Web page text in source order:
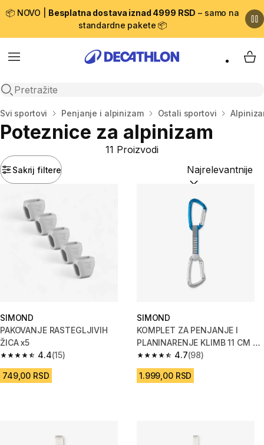
📦 NOVO | Besplatna dostava iznad 4999 RSD – samo na
standardne pakete 📦
Menu
Open search
My
Početna stranica
Svi sportovi Penjanje i alpinizam Ostali sportovi
Poteznice za alpinizam
Sakrij filtere
11 Proizvodi
Sortiraj po:
SIMOND
PAKOVANJE RASTEGLJIVIH
ŽICA x5
4.4
4.4 od 5 zvezdica from 15 Recenzije
(15)
749,00 RSD
SIMOND
KOMPLET ZA PENJANJE I
PLANINARENJE KLIMB 11 CM -
POLI
4.7
4.7 od 5 zvezdica from 98
(98)
1.999,00 RSD